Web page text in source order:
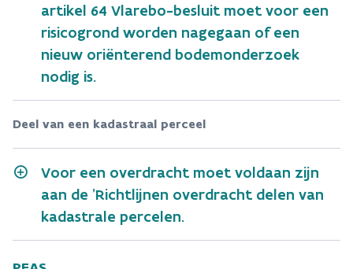
artikel 64 Vlarebo-besluit moet voor een
risicogrond worden nagegaan of een
nieuw oriënterend bodemonderzoek
nodig is.
Deel van een kadastraal perceel
Voor een overdracht moet voldaan zijn
aan de 'Richtlijnen overdracht delen van
kadastrale percelen.